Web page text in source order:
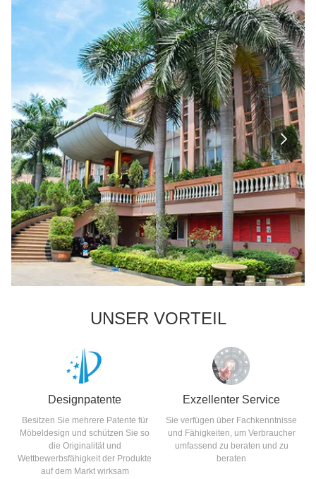
UNSER VORTEIL
Designpatente
Besitzen Sie mehrere Patente für
Möbeldesign und schützen Sie so
die Originalität und
Wettbewerbsfähigkeit der Produkte
auf dem Markt wirksam
Exzellenter Service
Sie verfügen über Fachkenntnisse
und Fähigkeiten, um Verbraucher
umfassend zu beraten und zu
beraten